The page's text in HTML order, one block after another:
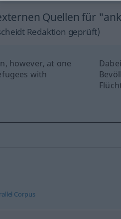
Quellen für
Redaktion geprüft)
however, at one
with
Corpus